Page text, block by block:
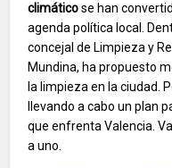
climáticose han
agenda política local.
concejal de Limpieza y
Mundina, ha propuesto
la limpieza en la ciudad.
llevando a cabo un plan
que enfrenta Valencia.
a uno.